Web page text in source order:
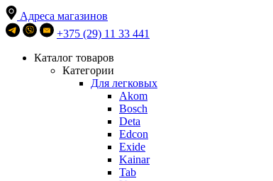
Адреса магазинов
+375 (29) 11 33 441
Каталог товаров
Категории
Для легковых
Akom
Bosch
Deta
Edcon
Exide
Kainar
Tab